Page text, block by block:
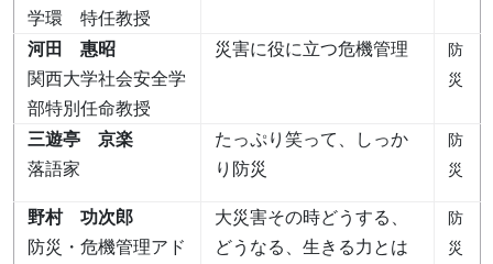
学環 特任教授
河田 惠昭
関西大学社会安全学
部特別任命教授
災害に役に立つ危機管理
防
災
三遊亭 京楽
落語家
たっぷり笑って、しっか
り防災
防
災
野村 功次郎
防災・危機管理アド
大災害その時どうする、
どうなる、生きる力とは
防
災